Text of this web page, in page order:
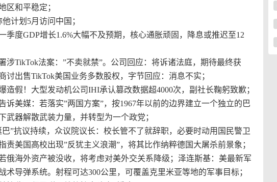
区和平稳定；
计划5月访问中国；
季度GDP增长1.6%大幅不及预期，核心通胀顽固，降息或推迟至12
涉TikTok法案：”不卖就禁”。公司回应：将诉诸法庭，期待最终获
讨出售TikTok美国业务多数股权，字节回应：消息不实；
造假！大型发动机公司IHI承认篡改数据超4000次，副社长鞠躬致歉；
诉美媒：若落实”两国方案”，按1967年以前的边界建立一个独立的巴
武器解散武装力量，并转型为一个政党；
巴”抗议持续，众议院议长：校长管不了就辞职，必要时动用国民警卫
责美国高校出现”反犹主义浪潮”，将其比作纳粹德国大屠杀前景象；
俄海外资产被没收，将考虑对美外交关系降级；泽连斯基：美最新军
术导弹系统。射程可达300公里，可覆盖克里米亚等地的军事目标；